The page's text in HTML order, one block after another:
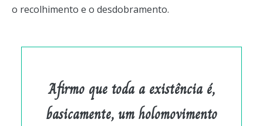
o recolhimento e o desdobramento.
Afirmo que toda a existência é,
basicamente, um holomovimento